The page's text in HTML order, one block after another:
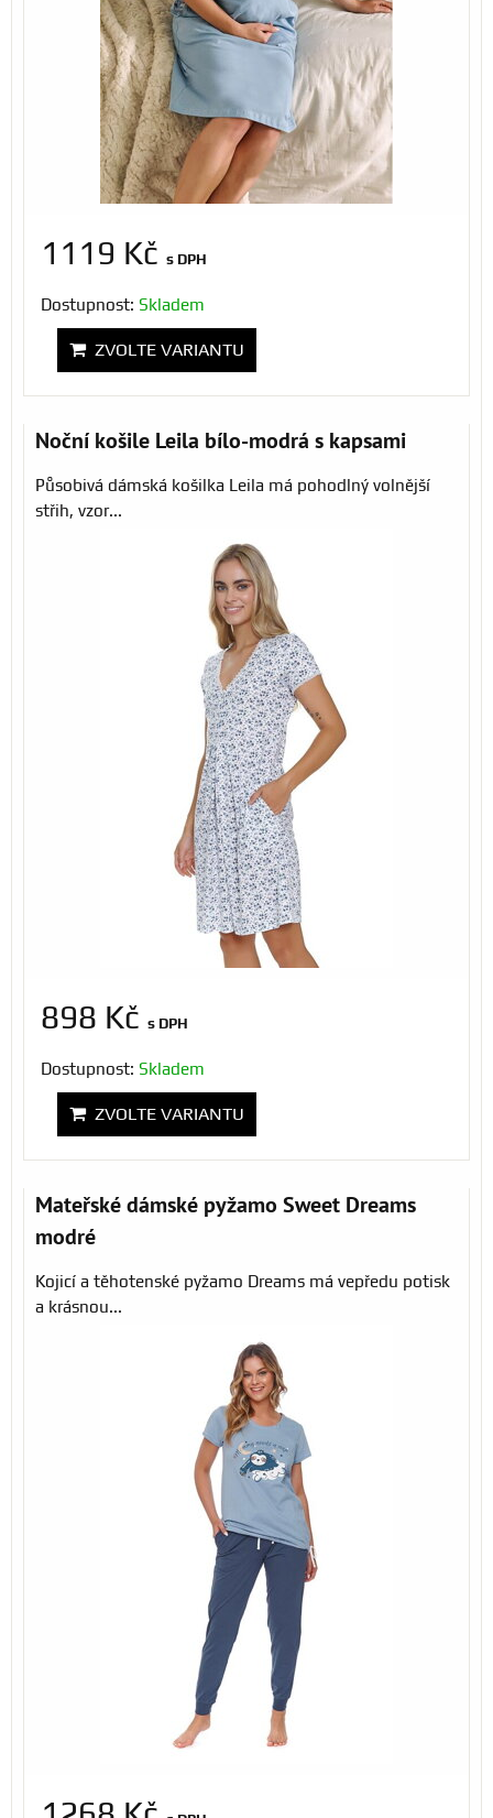
1119 Kč s DPH
Dostupnost: Skladem
ZVOLTE VARIANTU
Noční košile Leila bílo-modrá s kapsami
Působivá dámská košilka Leila má pohodlný volnější
střih, vzor...
898 Kč s DPH
Dostupnost: Skladem
ZVOLTE VARIANTU
Mateřské dámské pyžamo Sweet Dreams
modré
Kojicí a těhotenské pyžamo Dreams má vepředu potisk
a krásnou...